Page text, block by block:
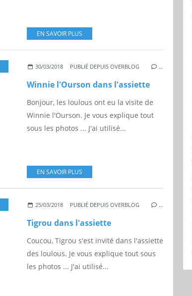
EN SAVOIR PLUS
30/03/2018 PUBLIÉ DEPUIS OVERBLOG …
Winnie l'Ourson dans l'assiette
Bonjour, les loulous ont eu la visite de
Winnie l'Ourson. Je vous explique tout
sous les photos ... J'ai utilisé...
EN SAVOIR PLUS
25/03/2018 PUBLIÉ DEPUIS OVERBLOG …
Tigrou dans l'assiette
Coucou, Tigrou s'est invité dans l'assiette
des loulous. Je vous explique tout sous
les photos ... J'ai utilisé...